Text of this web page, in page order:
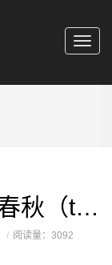
无畏契约ios辅助春秋（tips）安装与使用教程
阅读量：3092